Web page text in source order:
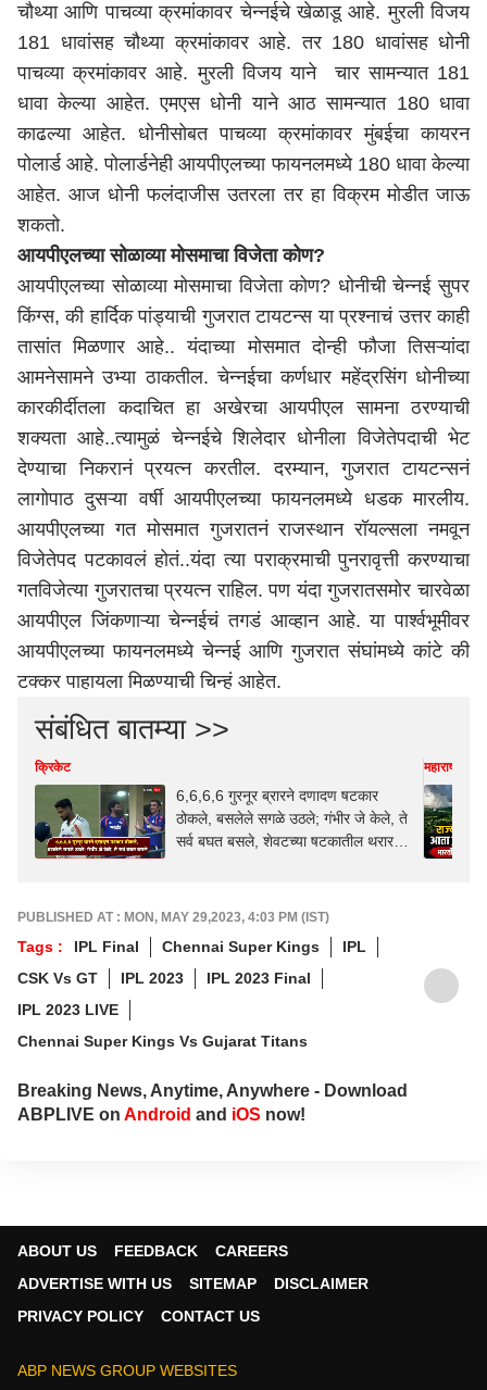
चौथ्या आणि पाचव्या क्रमांकावर चेन्नईचे खेळाडू आहे. मुरली विजय
181 धावांसह चौथ्या क्रमांकावर आहे. तर 180 धावांसह धोनी
पाचव्या क्रमांकावर आहे. मुरली विजय याने चार सामन्यात 181
धावा केल्या आहेत. एमएस धोनी याने आठ सामन्यात 180 धावा
काढल्या आहेत. धोनीसोबत पाचव्या क्रमांकावर मुंबईचा कायरन
पोलार्ड आहे. पोलार्डनेही आयपीएलच्या फायनलमध्ये 180 धावा केल्या
आहेत. आज धोनी फलंदाजीस उतरला तर हा विक्रम मोडीत जाऊ
शकतो.
आयपीएलच्या सोळाव्या मोसमाचा विजेता कोण?
आयपीएलच्या सोळाव्या मोसमाचा विजेता कोण? धोनीची चेन्नई सुपर
किंग्स, की हार्दिक पांड्याची गुजरात टायटन्स या प्रश्नाचं उत्तर काही
तासांत मिळणार आहे.. यंदाच्या मोसमात दोन्ही फौजा तिसऱ्यांदा
आमनेसामने उभ्या ठाकतील. चेन्नईचा कर्णधार महेंद्रसिंग धोनीच्या
कारकीर्दीतला कदाचित हा अखेरचा आयपीएल सामना ठरण्याची
शक्यता आहे..त्यामुळं चेन्नईचे शिलेदार धोनीला विजेतेपदाची भेट
देण्याचा निकरानं प्रयत्न करतील. दरम्यान, गुजरात टायटन्सनं
लागोपाठ दुसऱ्या वर्षी आयपीएलच्या फायनलमध्ये धडक मारलीय.
आयपीएलच्या गत मोसमात गुजरातनं राजस्थान रॉयल्सला नमवून
विजेतेपद पटकावलं होतं..यंदा त्या पराक्रमाची पुनरावृत्ती करण्याचा
गतविजेत्या गुजरातचा प्रयत्न राहिल. पण यंदा गुजरातसमोर चारवेळा
आयपीएल जिंकणाऱ्या चेन्नईचं तगडं आव्हान आहे. या पार्श्वभूमीवर
आयपीएलच्या फायनलमध्ये चेन्नई आणि गुजरात संघांमध्ये कांटे की
टक्कर पाहायला मिळण्याची चिन्हं आहेत.
संबंधित बातम्या >>
क्रिकेट
6,6,6,6 गुरनूर ब्रारने दणादण षटकार
ठोकले, बसलेले सगळे उठले; गंभीर जे केले, ते
सर्व बघत बसले, शेवटच्या षटकातील थरार,
महाराष्ट्र
PUBLISHED AT : MON, MAY 29,2023, 4:03 PM (IST)
Tags : IPL Final Chennai Super Kings
IPL
CSK Vs GT
IPL 2023
IPL 2023 Final
IPL 2023 LIVE
Chennai Super Kings Vs Gujarat Titans
Breaking News, Anytime, Anywhere - Download
ABPLIVE on Android and iOS now!
ABOUT US FEEDBACK
CAREERS
ADVERTISE WITH US
SITEMAP
DISCLAIMER
PRIVACY POLICY
CONTACT US
ABP NEWS GROUP WEBSITES